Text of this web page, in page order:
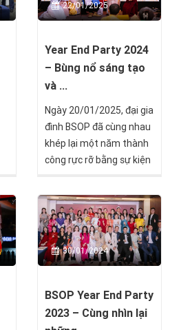
một màn trình diễn
còn là tinh thần chiến
đấu không bao giờ khuất
phục.
22/01/2025
Year End Party 2024
– Bùng nổ sáng tạo
và ...
Ngày 20/01/2025, đại gia
đình BSOP đã cùng nhau
khép lại một năm thành
công rực rỡ bằng sự kiện
chủ đề đầy ý nghĩa: "SẮC
VIỆT ĐỒNG TÂM - BẮC
SƠN VƯƠN TẦM TỨ HẢI"
tại 3 miền Bắc - Trung -
Nam.
30/01/2024
BSOP Year End Party
2023 – Cùng nhìn lại